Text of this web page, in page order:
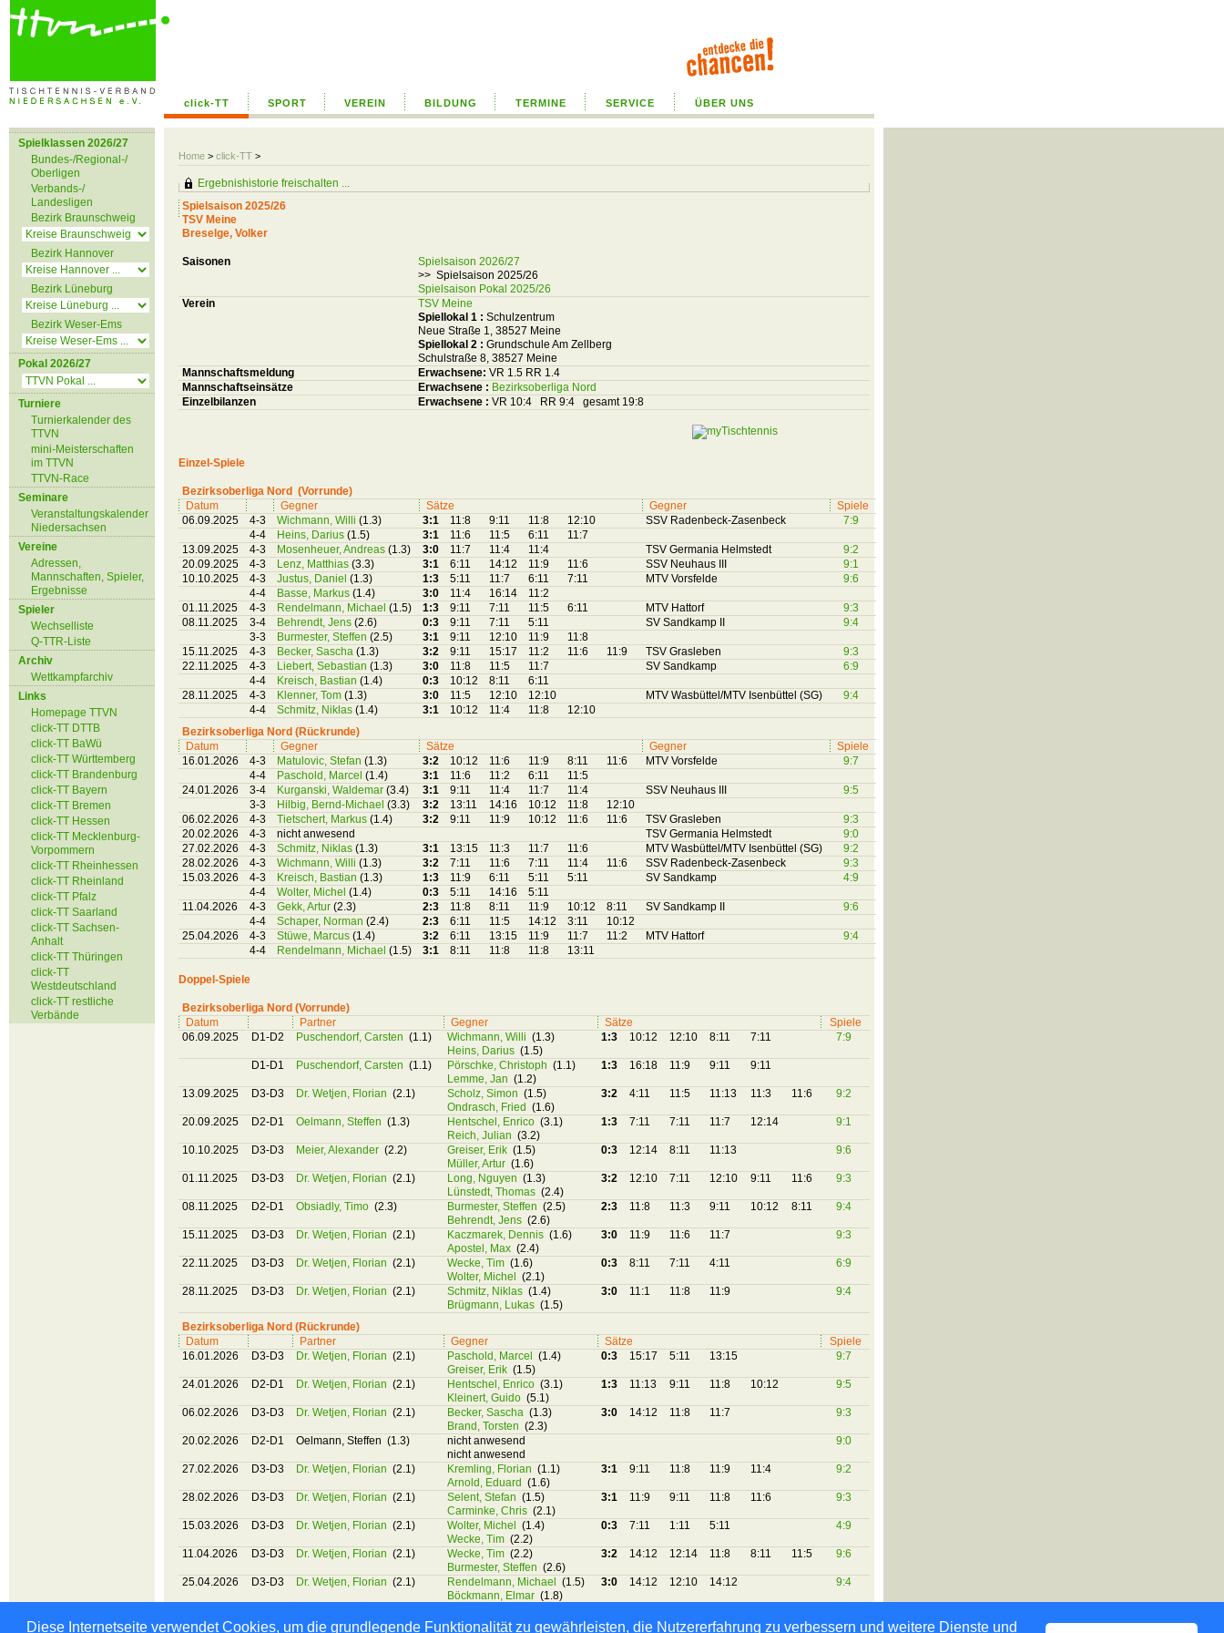
Diese Internetseite verwendet Cookies, um die grundlegende Funktionalität zu gewährleisten, die Nutzererfahrung zu verbessern und weitere Dienste und
click-TT SPORT VEREIN BILDUNG TERMINE SERVICE ÜBER UNS
Home > click-TT >
Spielklassen 2026/27
Bundes-/Regional-/
Oberligen
Verbands-/
Landesligen
Bezirk Braunschweig
Bezirk Hannover
Bezirk Lüneburg
Bezirk Weser-Ems
Pokal 2026/27
Turniere
Turnierkalender des
TTVN
mini-Meisterschaften
im TTVN
TTVN-Race
Seminare
Veranstaltungskalender
Niedersachsen
Vereine
Adressen,
Mannschaften, Spieler,
Ergebnisse
Spieler
Wechselliste
Q-TTR-Liste
Archiv
Wettkampfarchiv
Links
Homepage TTVN
click-TT DTTB
click-TT BaWü
click-TT Württemberg
click-TT Brandenburg
click-TT Bayern
click-TT Bremen
click-TT Hessen
click-TT Mecklenburg-
Vorpommern
click-TT Rheinhessen
click-TT Rheinland
click-TT Pfalz
click-TT Saarland
click-TT Sachsen-
Anhalt
click-TT Thüringen
click-TT
Westdeutschland
click-TT restliche
Verbände
Ergebnishistorie freischalten ...
Spielsaison 2025/26
TSV Meine
Breselge, Volker
Saisonen
Spielsaison 2026/27
>> Spielsaison 2025/26
Spielsaison Pokal 2025/26
Verein
TSV Meine
Spiellokal 1 : Schulzentrum
Neue Straße 1, 38527 Meine
Spiellokal 2 : Grundschule Am Zellberg
Schulstraße 8, 38527 Meine
Mannschaftsmeldung
Erwachsene: VR 1.5 RR 1.4
Mannschaftseinsätze
Erwachsene : Bezirksoberliga Nord
Einzelbilanzen
Erwachsene : VR 10:4 RR 9:4 gesamt 19:8
Einzel-Spiele
Bezirksoberliga Nord (Vorrunde)
Datum
Gegner Sätze Gegner
Spiele
06.09.2025
4-3 Wichmann, Willi (1.3) 3:1 11:8 9:11 11:8 12:10 SSV Radenbeck-Zasenbeck
7:9
4-4
Heins, Darius (1.5) 3:1 11:6 11:5 6:11
11:7
13.09.2025
4-3 Mosenheuer, Andreas (1.3) 3:0 11:7 11:4 11:4 TSV Germania Helmstedt
9:2
20.09.2025
4-3 Lenz, Matthias (3.3) 3:1 6:11 14:12 11:9 11:6 SSV Neuhaus III
9:1
10.10.2025
4-3 Justus, Daniel (1.3) 1:3 5:11 11:7 6:11 7:11 MTV Vorsfelde
9:6
4-4
Basse, Markus (1.4) 3:0 11:4 16:14
11:2
01.11.2025
4-3 Rendelmann, Michael (1.5) 1:3 9:11 7:11 11:5 6:11 MTV Hattorf
9:3
08.11.2025
3-4 Behrendt, Jens (2.6) 0:3 9:11 7:11 5:11 SV Sandkamp II
9:4
3-3
Burmester, Steffen (2.5) 3:1 9:11 12:10 11:9
11:8
15.11.2025
4-3 Becker, Sascha (1.3) 3:2 9:11 15:17 11:2 11:6 11:9 TSV Grasleben
9:3
22.11.2025
4-3 Liebert, Sebastian (1.3) 3:0 11:8 11:5 11:7 SV Sandkamp
6:9
4-4
Kreisch, Bastian (1.4) 0:3 10:12 8:11
6:11
28.11.2025
4-3 Klenner, Tom (1.3) 3:0 11:5 12:10 12:10 MTV Wasbüttel/MTV Isenbüttel (SG)
9:4
4-4
Schmitz, Niklas (1.4) 3:1 10:12 11:4 11:8
12:10
Bezirksoberliga Nord (Rückrunde)
Datum
Gegner Sätze Gegner
Spiele
16.01.2026
4-3 Matulovic, Stefan (1.3) 3:2 10:12 11:6 11:9 8:11 11:6 MTV Vorsfelde
9:7
4-4
Paschold, Marcel (1.4) 3:1 11:6 11:2 6:11
11:5
24.01.2026
3-4 Kurganski, Waldemar (3.4) 3:1 9:11 11:4 11:7 11:4 SSV Neuhaus III
9:5
3-3
Hilbig, Bernd-Michael (3.3) 3:2 13:11 14:16 10:12 11:8
12:10
06.02.2026
4-3 Tietschert, Markus (1.4) 3:2 9:11 11:9 10:12 11:6 11:6 TSV Grasleben
9:3
20.02.2026
4-3 nicht anwesend TSV Germania Helmstedt
9:0
27.02.2026
4-3 Schmitz, Niklas (1.3) 3:1 13:15 11:3 11:7 11:6 MTV Wasbüttel/MTV Isenbüttel (SG)
9:2
28.02.2026
4-3 Wichmann, Willi (1.3) 3:2 7:11 11:6 7:11 11:4 11:6 SSV Radenbeck-Zasenbeck
9:3
15.03.2026
4-3 Kreisch, Bastian (1.3) 1:3 11:9 6:11 5:11 5:11 SV Sandkamp
4:9
4-4
Wolter, Michel (1.4) 0:3 5:11 14:16
5:11
11.04.2026
4-3 Gekk, Artur (2.3) 2:3 11:8 8:11 11:9 10:12 8:11 SV Sandkamp II
9:6
4-4
Schaper, Norman (2.4) 2:3 6:11 11:5 14:12 3:11
10:12
25.04.2026
4-3 Stüwe, Marcus (1.4) 3:2 6:11 13:15 11:9 11:7 11:2 MTV Hattorf
9:4
4-4
Rendelmann, Michael (1.5) 3:1 8:11 11:8 11:8 13:11
Doppel-Spiele
Bezirksoberliga Nord (Vorrunde)
Datum
Partner Gegner Sätze
Spiele
06.09.2025
D1-D2 Puschendorf, Carsten (1.1) Wichmann, Willi (1.3)
Heins, Darius (1.5)
1:3 10:12 12:10 8:11 7:11 7:9
D1-D1 Puschendorf, Carsten (1.1) Pörschke, Christoph (1.1)
Lemme, Jan (1.2)
1:3 16:18 11:9 9:11 9:11
13.09.2025 D3-D3 Dr. Wetjen, Florian (2.1) Scholz, Simon (1.5)
Ondrasch, Fried (1.6)
3:2 4:11 11:5 11:13 11:3 11:6 9:2
20.09.2025 D2-D1 Oelmann, Steffen (1.3) Hentschel, Enrico (3.1)
Reich, Julian (3.2)
1:3 7:11 7:11 11:7 12:14 9:1
10.10.2025 D3-D3 Meier, Alexander (2.2) Greiser, Erik (1.5)
Müller, Artur (1.6)
0:3 12:14 8:11 11:13 9:6
01.11.2025 D3-D3 Dr. Wetjen, Florian (2.1) Long, Nguyen (1.3)
Lünstedt, Thomas (2.4)
3:2 12:10 7:11 12:10 9:11 11:6 9:3
08.11.2025 D2-D1 Obsiadly, Timo (2.3) Burmester, Steffen (2.5)
Behrendt, Jens (2.6)
2:3 11:8 11:3 9:11 10:12 8:11 9:4
15.11.2025 D3-D3 Dr. Wetjen, Florian (2.1) Kaczmarek, Dennis (1.6)
Apostel, Max (2.4)
3:0 11:9 11:6 11:7 9:3
22.11.2025 D3-D3 Dr. Wetjen, Florian (2.1) Wecke, Tim (1.6)
Wolter, Michel
(2.1)
0:3 8:11 7:11 4:11 6:9
28.11.2025 D3-D3 Dr. Wetjen, Florian (2.1) Schmitz, Niklas (1.4)
Brügmann, Lukas (1.5)
3:0 11:1 11:8 11:9 9:4
Bezirksoberliga Nord (Rückrunde)
Datum
Partner Gegner Sätze
Spiele
16.01.2026
D3-D3 Dr. Wetjen, Florian (2.1) Paschold, Marcel
(1.4)
Greiser, Erik (1.5)
0:3 15:17 5:11 13:15 9:7
24.01.2026 D2-D1 Dr. Wetjen, Florian (2.1) Hentschel, Enrico (3.1)
Kleinert, Guido (5.1)
1:3 11:13 9:11 11:8 10:12 9:5
06.02.2026 D3-D3 Dr. Wetjen, Florian (2.1) Becker, Sascha (1.3)
Brand, Torsten (2.3)
3:0 14:12 11:8 11:7 9:3
20.02.2026 D2-D1 Oelmann, Steffen (1.3)
nicht anwesend
nicht anwesend
9:0
27.02.2026 D3-D3 Dr. Wetjen, Florian (2.1) Kremling, Florian (1.1)
Arnold, Eduard (1.6)
3:1 9:11 11:8 11:9 11:4 9:2
28.02.2026 D3-D3 Dr. Wetjen, Florian (2.1) Selent, Stefan (1.5)
Carminke, Chris (2.1)
3:1 11:9 9:11 11:8 11:6 9:3
15.03.2026 D3-D3 Dr. Wetjen, Florian (2.1) Wolter, Michel
(1.4)
Wecke, Tim (2.2)
0:3 7:11 1:11 5:11 4:9
11.04.2026 D3-D3 Dr. Wetjen, Florian (2.1) Wecke, Tim (2.2)
Burmester, Steffen (2.6)
3:2 14:12 12:14 11:8 8:11 11:5 9:6
25.04.2026 D3-D3 Dr. Wetjen, Florian (2.1) Rendelmann, Michael
(1.5)
Böckmann, Elmar (1.8)
3:0 14:12 12:10 14:12 9:4